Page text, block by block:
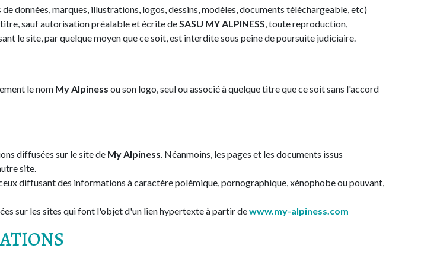
données, marques, illustrations, logos, dessins, modèles, documents téléchargeable, etc)
sauf autorisation préalable et écrite de SASU MY ALPINESS , toute reproduction,
le site, par quelque moyen que ce soit, est interdite sous peine de poursuite judiciaire.
le nom My Alpiness ou son logo, seul ou associé à quelque titre que ce soit sans l'accord
diffusées sur le site de My Alpiness . Néanmoins, les pages et les documents issus
site.
diffusant des informations à caractère polémique, pornographique, xénophobe ou pouvant,
sur les sites qui font l'objet d'un lien hypertexte à partir dewww.my-alpiness.com